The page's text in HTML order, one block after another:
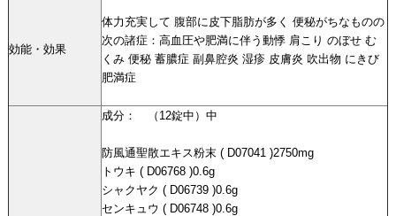
効能・効果
体力充実して 腹部に皮下脂肪が多く 便秘がちなものの
次の諸症：高血圧や肥満に伴う動悸 肩こり のぼせ む
くみ 便秘 蓄膿症 副鼻腔炎 湿疹 皮膚炎 吹出物 にきび
肥満症
成分： （12錠中）中
防風通聖散エキス粉末 ( D07041 )2750mg
トウキ ( D06768 )0.6g
シャクヤク ( D06739 )0.6g
センキュウ ( D06748 )0.6g